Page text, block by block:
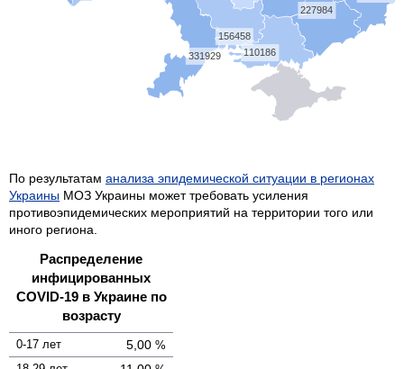
227984
156458
331929
110186
По результатам анализа эпидемической ситуации в регионах
Украины МОЗ Украины может требовать усиления
противоэпидемических мероприятий на территории того или
иного региона.
Распределение
инфицированных
COVID-19 в Украине по
возрасту
0-17 лет 5,00 %